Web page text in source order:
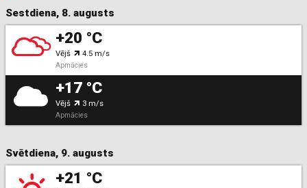
Sestdiena, 8. augusts
+20 °C
Vējš 4.5 m/s
Apmācies
+17 °C
Vējš 3 m/s
Apmācies
Svētdiena, 9. augusts
+21 °C